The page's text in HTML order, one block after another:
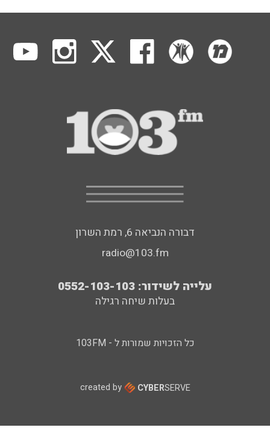
דבורה הנביאה 6, רמת השרון
radio@103.fm
עלייה לשידור: 0552-103-103
בעלות שיחה רגילה
כל הזכויות שמורות ל - 103FM
created by CYBERSERVE